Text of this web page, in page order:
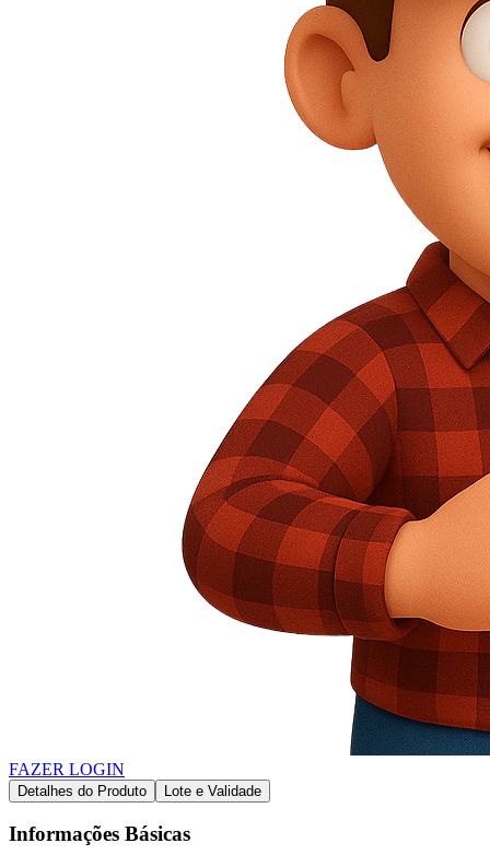
FAZER LOGIN
Detalhes do Produto Lote e Validade
Informações Básicas